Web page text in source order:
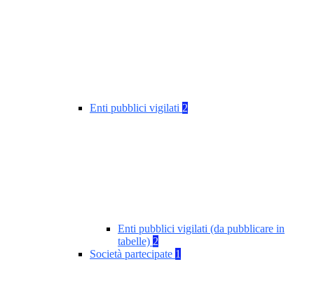
Enti pubblici vigilati 2
Enti pubblici vigilati (da pubblicare in
tabelle) 2
Società partecipate 1